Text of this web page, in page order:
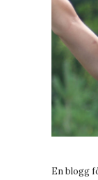
En blogg